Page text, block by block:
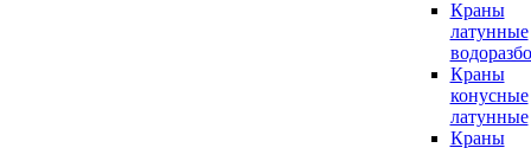
Краны
латунные
Краны
конусные
латунные
Краны